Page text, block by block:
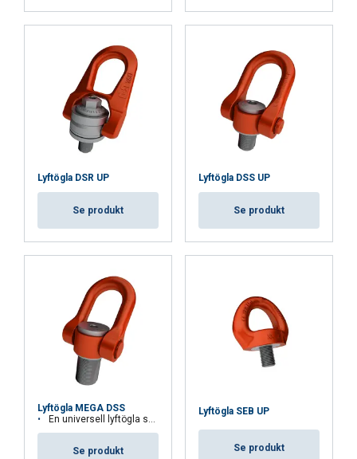
Lyftögla DSR UP
Se produkt
Lyftögla DSS UP
Se produkt
Lyftögla MEGA DSS
En universell lyftögla som kan rotera under lyft. För last upp till 48 ton.
Se produkt
Lyftögla SEB UP
Se produkt